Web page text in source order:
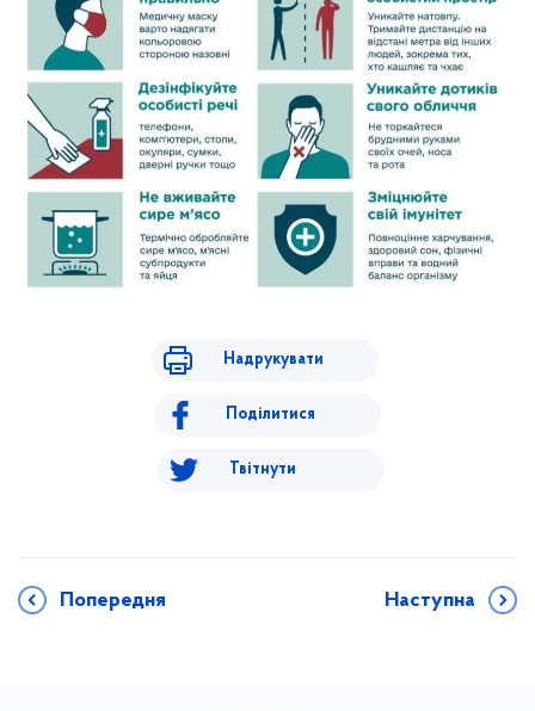
Надрукувати
Поділитися
Твітнути
Попередня Наступна